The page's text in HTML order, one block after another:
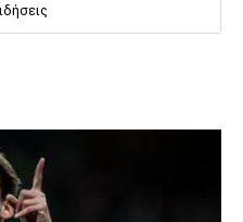
ο Γκιουζέλης
με τη
τον